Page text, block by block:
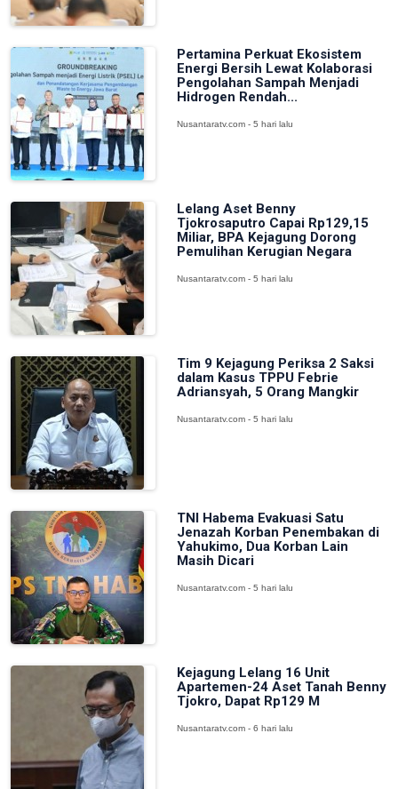
Pertamina Perkuat Ekosistem
Energi Bersih Lewat Kolaborasi
Pengolahan Sampah Menjadi
Hidrogen Rendah...
Nusantaratv.com - 5 hari lalu
Lelang Aset Benny
Tjokrosaputro Capai Rp129,15
Miliar, BPA Kejagung Dorong
Pemulihan Kerugian Negara
Nusantaratv.com - 5 hari lalu
Tim 9 Kejagung Periksa 2 Saksi
dalam Kasus TPPU Febrie
Adriansyah, 5 Orang Mangkir
Nusantaratv.com - 5 hari lalu
TNI Habema Evakuasi Satu
Jenazah Korban Penembakan di
Yahukimo, Dua Korban Lain
Masih Dicari
Nusantaratv.com - 5 hari lalu
Kejagung Lelang 16 Unit
Apartemen-24 Aset Tanah Benny
Tjokro, Dapat Rp129 M
Nusantaratv.com - 6 hari lalu